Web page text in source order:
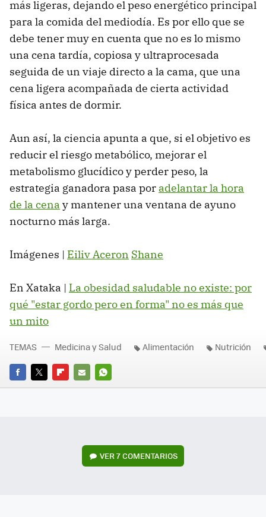
más ligeras, dejando el peso energético principal
para la comida del mediodía. Es por ello que se
debe tener muy en cuenta que no es lo mismo
una cena tardía, copiosa y ultraprocesada
seguida de un viaje directo a la cama, que una
cena ligera acompañada de cierta actividad
física antes de dormir.
Aun así, la ciencia apunta a que, si el objetivo es
reducir el riesgo metabólico, mejorar el
metabolismo glucídico y perder peso, la
estrategia ganadora pasa por adelantar la hora
de la cena y mantener una ventana de ayuno
nocturno más larga.
Imágenes | Eiliv Aceron Shane
En Xataka | La obesidad saludable no existe: por
qué "estar gordo pero en forma" no es más que
un mito
FACEBOOK
TWITTERFLIPBOARD
E-
WHATSAPP
TEMAS Medicina y Salud Alimentación Nutrición
VER7 COMENTARIOS